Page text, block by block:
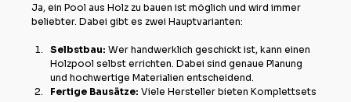
Ja, ein Pool aus Holz zu bauen ist möglich und wird immer
beliebter. Dabei gibt es zwei Hauptvarianten:
Selbstbau: Wer handwerklich geschickt ist, kann einen
Holzpool selbst errichten. Dabei sind genaue Planung
und hochwertige Materialien entscheidend.
Fertige Bausätze: Viele Hersteller bieten Komplettsets